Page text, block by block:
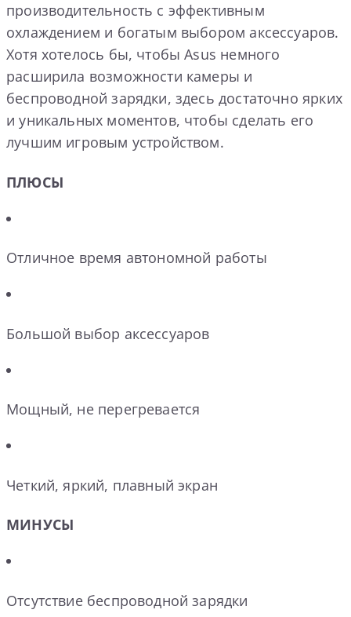
производительность с эффективным
охлаждением и богатым выбором аксессуаров.
Хотя хотелось бы, чтобы Asus немного
расширила возможности камеры и
беспроводной зарядки, здесь достаточно ярких
и уникальных моментов, чтобы сделать его
лучшим игровым устройством.
ПЛЮСЫ
Отличное время автономной работы
Большой выбор аксессуаров
Мощный, не перегревается
Четкий, яркий, плавный экран
МИНУСЫ
Отсутствие беспроводной зарядки